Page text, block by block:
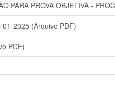
PARA PROVA OBJETIVA -
01-2025 (Arquivo PDF)
PDF)